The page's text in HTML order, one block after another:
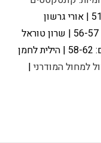
למחול המודרני |